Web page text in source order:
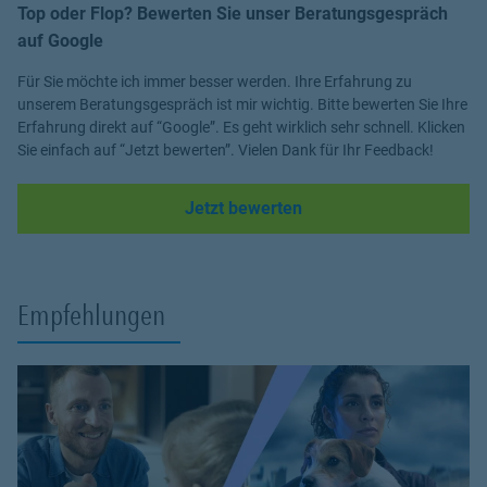
Top oder Flop? Bewerten Sie unser Beratungsgespräch
auf Google
Für Sie möchte ich immer besser werden. Ihre Erfahrung zu
unserem Beratungsgespräch ist mir wichtig. Bitte bewerten Sie Ihre
Erfahrung direkt auf “Google”. Es geht wirklich sehr schnell. Klicken
Sie einfach auf “Jetzt bewerten”. Vielen Dank für Ihr Feedback!
Jetzt bewerten
Empfehlungen